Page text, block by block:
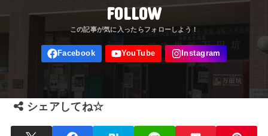
FOLLOW
シェアしてね☆